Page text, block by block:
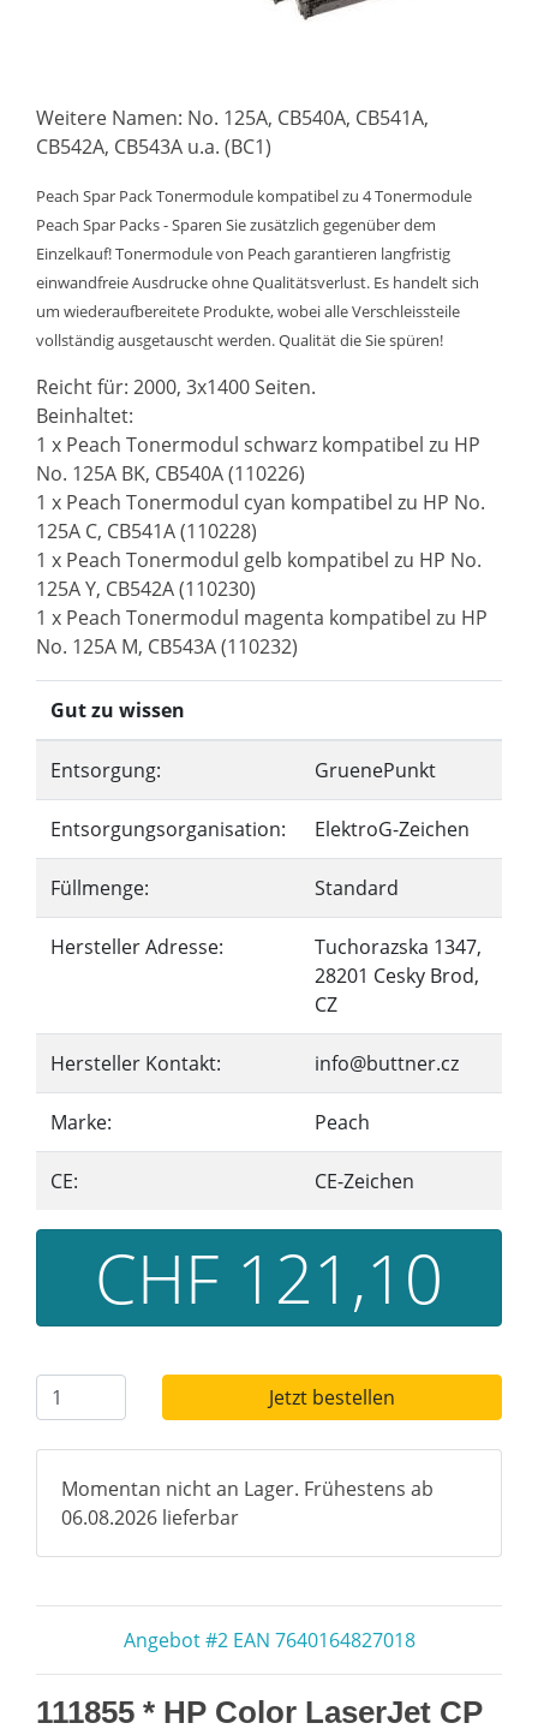
Weitere Namen: No. 125A, CB540A, CB541A,
CB542A, CB543A u.a. (BC1)
Peach Spar Pack Tonermodule kompatibel zu 4 Tonermodule
Peach Spar Packs - Sparen Sie zusätzlich gegenüber dem
Einzelkauf! Tonermodule von Peach garantieren langfristig
einwandfreie Ausdrucke ohne Qualitätsverlust. Es handelt sich
um wiederaufbereitete Produkte, wobei alle Verschleissteile
vollständig ausgetauscht werden. Qualität die Sie spüren!
Reicht für: 2000, 3x1400 Seiten.
Beinhaltet:
1 x Peach Tonermodul schwarz kompatibel zu HP
No. 125A BK, CB540A (110226)
1 x Peach Tonermodul cyan kompatibel zu HP No.
125A C, CB541A (110228)
1 x Peach Tonermodul gelb kompatibel zu HP No.
125A Y, CB542A (110230)
1 x Peach Tonermodul magenta kompatibel zu HP
No. 125A M, CB543A (110232)
Gut zu wissen
Entsorgung: GruenePunkt
Entsorgungsorganisation: ElektroG-Zeichen
Füllmenge: Standard
Hersteller Adresse:
Tuchorazska 1347,
28201 Cesky Brod,
CZ
Hersteller Kontakt: info@buttner.cz
Marke: Peach
CE: CE-Zeichen
CHF 121,10
Jetzt bestellen
Momentan nicht an Lager. Frühestens ab
06.08.2026 lieferbar
Angebot #2 EAN 7640164827018
111855 * HP Color LaserJet CP